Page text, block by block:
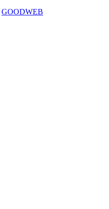
GOODWEB